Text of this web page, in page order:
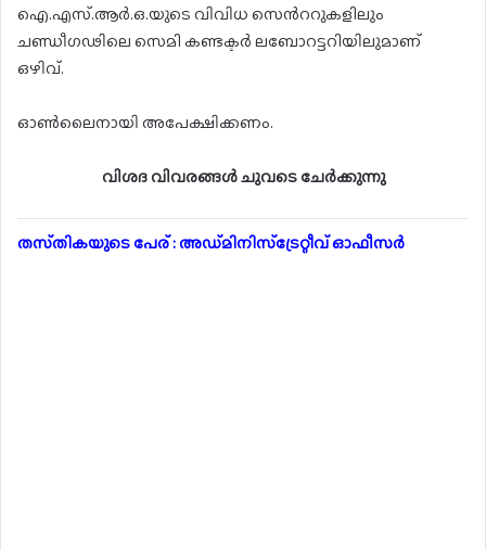
ഐ.എസ്.ആർ.ഒ.യുടെ വിവിധ സെൻററുകളിലും
ചണ്ഡീഗഢിലെ സെമി കണ്ടക്ടർ ലബോറട്ടറിയിലുമാണ്
ഒഴിവ്.
ഓൺലൈനായി അപേക്ഷിക്കണം.
വിശദ വിവരങ്ങൾ ചുവടെ ചേർക്കുന്നു
തസ്‌തികയുടെ പേര് : അഡ്മിനിസ്ട്രേറ്റീവ് ഓഫീസർ